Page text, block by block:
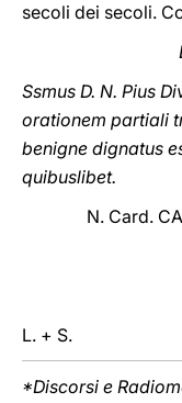
secoli dei secoli.
Ssmus D. N. Pius
orationem partiali
benigne dignatus
quibuslibet.
N. Card.
L. + S.
*Discorsi e